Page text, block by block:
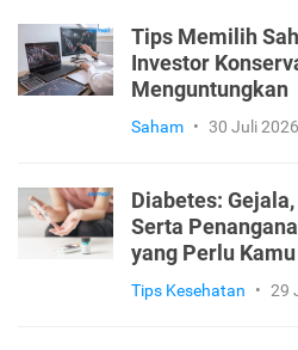
Tips Memilih
Investor
Menguntungkan
Saham • 30 Juli 2026
Diabetes:
Serta
yang Perlu Kamu
Tips Kesehatan • 29